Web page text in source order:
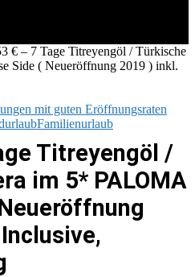
€ – 7 Tage Titreyengöl / Türkische
Side ( Neueröffnung 2019 ) inkl.
mit guten Eröffnungsraten
Familienurlaub
Titreyengöl /
im 5* PALOMA